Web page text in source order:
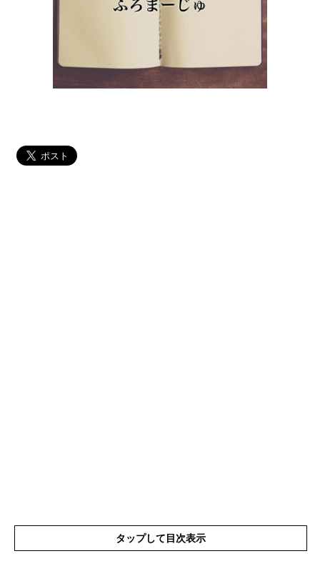
タップして目次表示